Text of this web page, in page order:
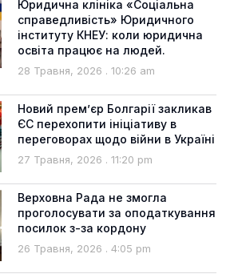
Юридична клініка «Соціальна
справедливість» Юридичного
інституту КНЕУ: коли юридична
освіта працює на людей.
28 Травня, 2026 10:26 am
Новий прем’єр Болгарії закликав
ЄС перехопити ініціативу в
переговорах щодо війни в Україні
27 Травня, 2026 11:20 pm
Верховна Рада не змогла
проголосувати за оподаткування
посилок з-за кордону
26 Травня, 2026 4:05 pm